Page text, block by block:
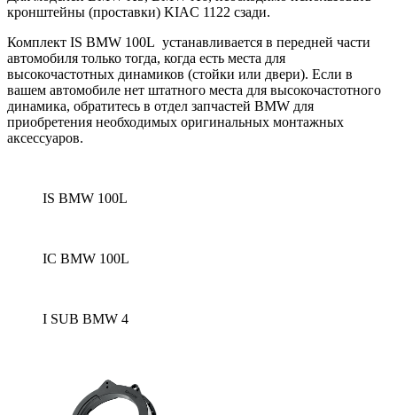
кронштейны (проставки) KIAC 1122 сзади.
Комплект IS BMW 100L устанавливается в передней части
автомобиля только тогда, когда есть места для
высокочастотных динамиков (стойки или двери). Если в
вашем автомобиле нет штатного места для высокочастотного
динамика, обратитесь в отдел запчастей BMW для
приобретения необходимых оригинальных монтажных
аксессуаров.
IS BMW 100L
IC BMW 100L
I SUB BMW 4